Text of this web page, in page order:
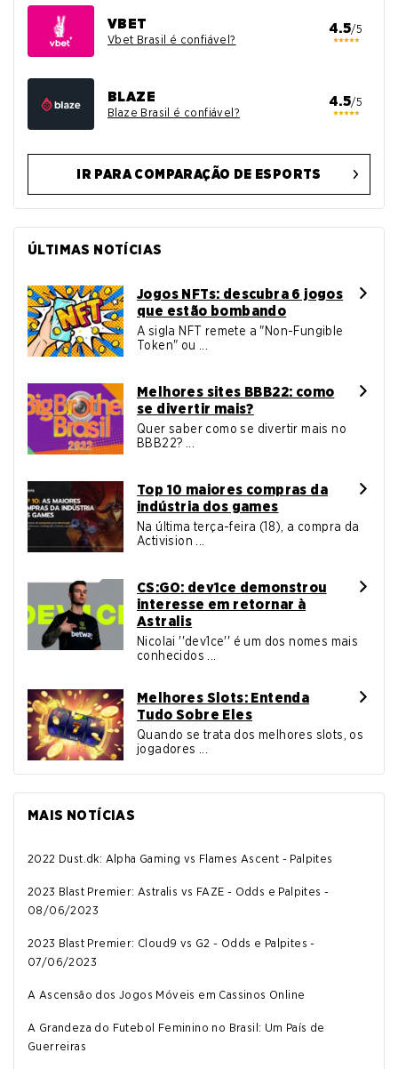
VBET
Vbet Brasil é confiável?
4.5/5
BLAZE
Blaze Brasil é confiável?
4.5/5
IR PARA COMPARAÇÃO DE ESPORTS
ÚLTIMAS NOTÍCIAS
Jogos NFTs: descubra 6 jogos
que estão bombando
A sigla NFT remete a "Non-Fungible
Token" ou ...
Melhores sites BBB22: como
se divertir mais?
Quer saber como se divertir mais no
BBB22? ...
Top 10 maiores compras da
indústria dos games
Na última terça-feira (18), a compra da
Activision ...
CS:GO: dev1ce demonstrou
interesse em retornar à
Astralis
Nicolai ''dev1ce'' é um dos nomes mais
conhecidos ...
Melhores Slots: Entenda
Tudo Sobre Eles
Quando se trata dos melhores slots, os
jogadores ...
MAIS NOTÍCIAS
2022 Dust.dk: Alpha Gaming vs Flames Ascent - Palpites
2023 Blast Premier: Astralis vs FAZE - Odds e Palpites -
08/06/2023
2023 Blast Premier: Cloud9 vs G2 - Odds e Palpites -
07/06/2023
A Ascensão dos Jogos Móveis em Cassinos Online
A Grandeza do Futebol Feminino no Brasil: Um País de
Guerreiras